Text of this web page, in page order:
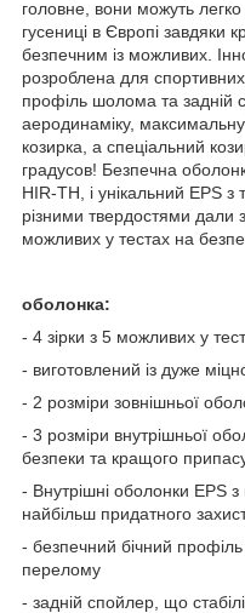
головне, вони можуть
гусениці в Європі завдяки
безпечним із можливих.
розроблена для
профіль шолома та задній
аеродинаміку,
козирка, а спеціальний
градусов! Безпечна
HIR-TH, і унікальний EPS
різними твердостями дали
можливих у тестах на
оболонка:
- 4 зірки з 5 можливих у
- виготовлений із дуже
- 2 розміри зовнішньої
- 3 розміри внутрішньої
безпеки та кращого
- Внутрішні оболонки EPS
найбільш придатного
- безпечний бічний
перелому
- задній спойлер, що